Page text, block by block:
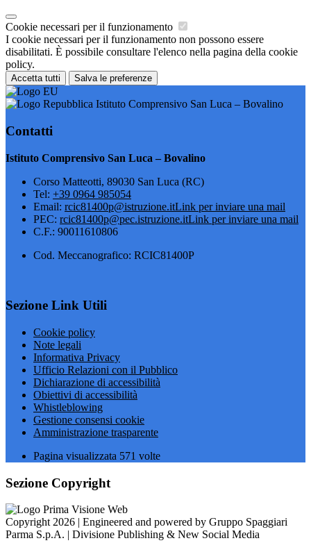
Cookie necessari per il funzionamento
I cookie necessari per il funzionamento non possono essere
disabilitati. È possibile consultare l'elenco nella pagina della cookie
policy.
Accetta tutti Salva le preferenze
Istituto Comprensivo San Luca – Bovalino
Contatti
Istituto Comprensivo San Luca – Bovalino
Corso Matteotti, 89030 San Luca (RC)
Tel: +39 0964 985054
Email: rcic81400p@istruzione.itLink per inviare una mail
PEC: rcic81400p@pec.istruzione.itLink per inviare una mail
C.F.: 90011610806
Cod. Meccanografico: RCIC81400P
Sezione Link Utili
Cookie policy
Note legali
Informativa Privacy
Ufficio Relazioni con il Pubblico
Dichiarazione di accessibilità
Obiettivi di accessibilità
Whistleblowing
Gestione consensi cookie
Amministrazione trasparente
Pagina visualizzata 571 volte
Sezione Copyright
Copyright 2026 | Engineered and powered by Gruppo Spaggiari
Parma S.p.A. | Divisione Publishing & New Social Media